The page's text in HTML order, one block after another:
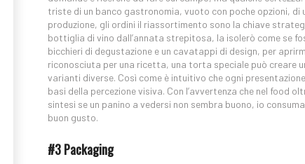
triste di un banco gastronomia, vuoto con poche opzioni,
produzione, gli ordini il riassortimento sono la chiave
bottiglia di vino dall’annata strepitosa, la isolerò come se
bicchieri di degustazione e un cavatappi di design, per
riconosciuta per una ricetta, una torta speciale può creare
varianti diverse. Così come è intuitivo che ogni
basi della percezione visiva. Con l’avvertenza che nel food
sintesi se un panino a vedersi non sembra buono, io
buon gusto.
#3 Packaging